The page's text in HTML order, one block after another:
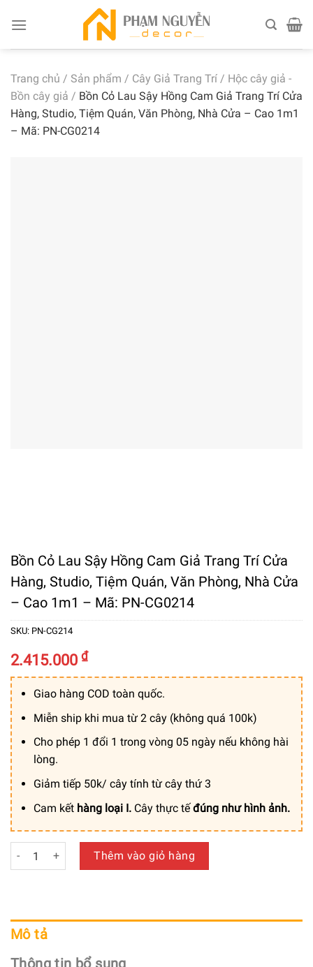
Trang chủ / Sản phẩm / Cây Giả Trang Trí / Hộc cây giả -
Bồn cây giả / Bồn Cỏ Lau Sậy Hồng Cam Giả Trang Trí Cửa
Hàng, Studio, Tiệm Quán, Văn Phòng, Nhà Cửa – Cao 1m1
– Mã: PN-CG0214
Bồn Cỏ Lau Sậy Hồng Cam Giả Trang Trí Cửa
Hàng, Studio, Tiệm Quán, Văn Phòng, Nhà Cửa
– Cao 1m1 – Mã: PN-CG0214
SKU: PN-CG214
2.415.000 ₫
Giao hàng COD toàn quốc.
Miễn ship khi mua từ 2 cây (không quá 100k)
Cho phép 1 đổi 1 trong vòng 05 ngày nếu không hài
lòng.
Giảm tiếp 50k/ cây tính từ cây thứ 3
Cam kết hàng loại I. Cây thực tếđúng như hình ảnh.
Bồn Cỏ Lau Sậy Hồng Cam Giả Trang Trí Cửa Hàng,
Thêm vào giỏ hàng
Mô tả